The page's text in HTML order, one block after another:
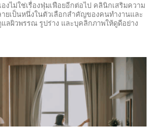
งไม่ใช่เรื่องฟุ่มเฟือยอีกต่อไป คลินิกเสริมความ
ายเป็นหนึ่งในตัวเลือกสำคัญของคนทำงานและ
ลผิวพรรณ รูปร่าง และบุคลิกภาพให้ดูดีอย่าง